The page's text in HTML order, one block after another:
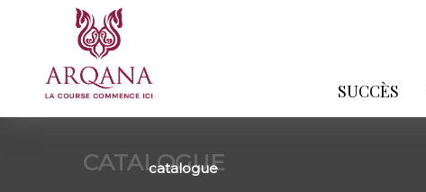
SUCCÈS
CATALOGUE
catalogue